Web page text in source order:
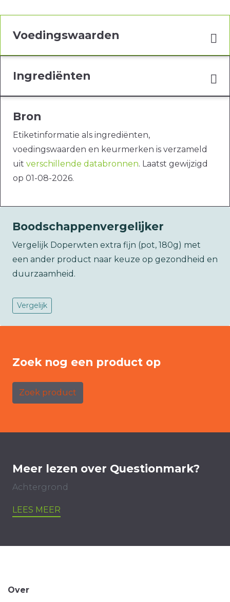
Voedingswaarden
Ingrediënten
Bron
Etiketinformatie als ingrediënten,
voedingswaarden en keurmerken is verzameld
uit verschillende databronnen. Laatst gewijzigd
op 01-08-2026.
Boodschappenvergelijker
Vergelijk Doperwten extra fijn (pot, 180g) met
een ander product naar keuze op gezondheid en
duurzaamheid.
Vergelijk
Zoek nog een product op
Zoek product
Meer lezen over Questionmark?
Achtergrond
LEES MEER
Over